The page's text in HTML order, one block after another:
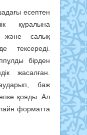
есептен
құралына
және салық
тексереді.
бірден
жасалған.
баж
қояды. Ал
форматта